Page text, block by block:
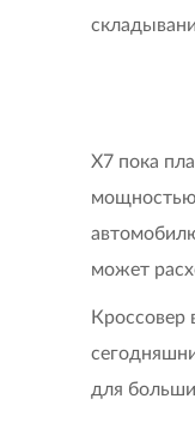
X7 пока
может
Кроссовер
для